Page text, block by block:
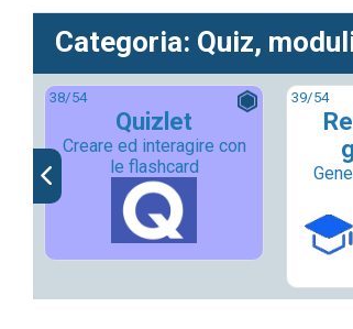
Categoria: Quiz,
38/54
Quizlet
Creare ed interagire con
le flashcard
39/54